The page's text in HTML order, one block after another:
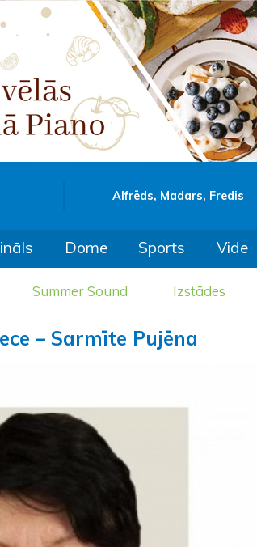
Alfrēds, Madars, Fredis
Dome Sports Vide
Summer Sound Izstādes
– Sarmīte Pujēna